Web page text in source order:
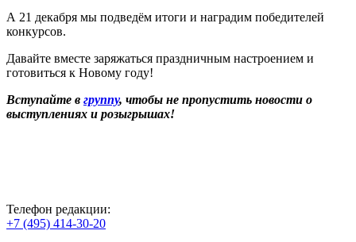
А 21 декабря мы подведём итоги и наградим победителей
конкурсов.
Давайте вместе заряжаться праздничным настроением и
готовиться к Новому году!
Вступайте в группу, чтобы не пропустить новости о
выступлениях и розыгрышах!
Телефон редакции:
+7 (495) 414-30-20